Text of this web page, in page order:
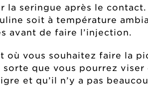
seringue après le
soit à température
avant de faire l’injection.
où vous souhaitez faire la
que vous pourrez
et qu’il n’y a pas